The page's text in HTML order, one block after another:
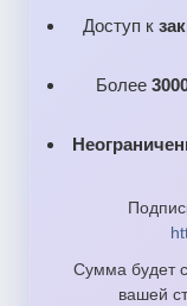
Доступ к
Более
Сумма будет
вашей